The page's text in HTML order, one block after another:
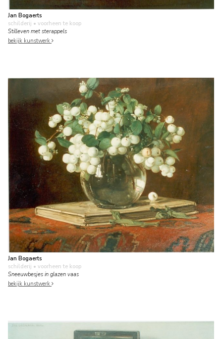
Jan Bogaerts
schilderij • voorheen te koop
Stilleven met sterappels
bekijk kunstwerk
Jan Bogaerts
schilderij • voorheen te koop
Sneeuwbesjes in glazen vaas
bekijk kunstwerk